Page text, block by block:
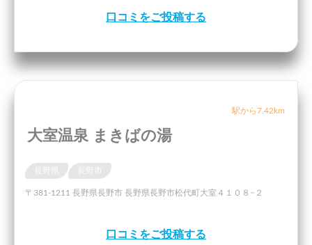
口コミをご投稿する
駅から7.42km
大室温泉 まきばの湯
〒381-1211 長野県長野市 長野県長野市松代町大室４１０８−２
口コミをご投稿する